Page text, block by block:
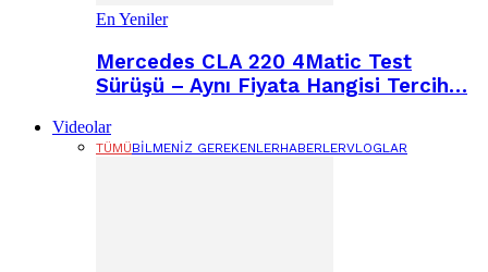
En Yeniler
Mercedes CLA 220 4Matic Test
Sürüşü – Aynı Fiyata Hangisi Tercih…
Videolar
TÜMÜBILMENIZ GEREKENLERHABERLERVLOGLAR